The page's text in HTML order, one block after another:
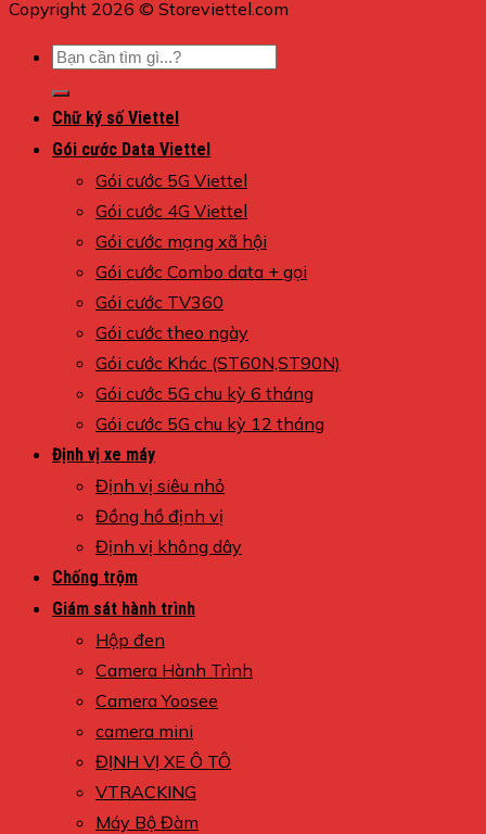
Copyright 2026 © Storeviettel.com
Tìm
kiếm:
Chữ ký số Viettel
Gói cước Data Viettel
Gói cước 5G Viettel
Gói cước 4G Viettel
Gói cước mạng xã hội
Gói cước Combo data + gọi
Gói cước TV360
Gói cước theo ngày
Gói cước Khác (ST60N,ST90N)
Gói cước 5G chu kỳ 6 tháng
Gói cước 5G chu kỳ 12 tháng
Định vị xe máy
Định vị siêu nhỏ
Đồng hồ định vị
Định vị không dây
Chống trộm
Giám sát hành trình
Hộp đen
Camera Hành Trình
Camera Yoosee
camera mini
ĐỊNH VỊ XE Ô TÔ
VTRACKING
Máy Bộ Đàm